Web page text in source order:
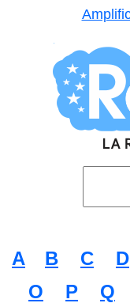
A B C D
O
P Q